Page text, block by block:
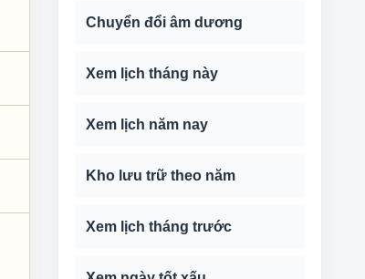
Chuyển đổi âm dương
Xem lịch tháng này
Xem lịch năm nay
Kho lưu trữ theo năm
Xem lịch tháng trước